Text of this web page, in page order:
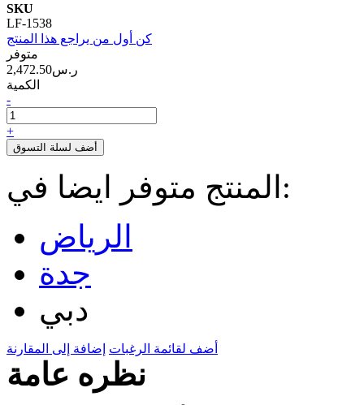
SKU
LF-1538
كن أول من يراجع هذا المنتج
متوفر
2,472.50ر.س‏
الكمية
-
+
أضف لسلة التسوق
المنتج متوفر ايضا في:
الرياض
جدة
دبي
أضف لقائمة الرغبات إضافة إلى المقارنة
نظره عامة